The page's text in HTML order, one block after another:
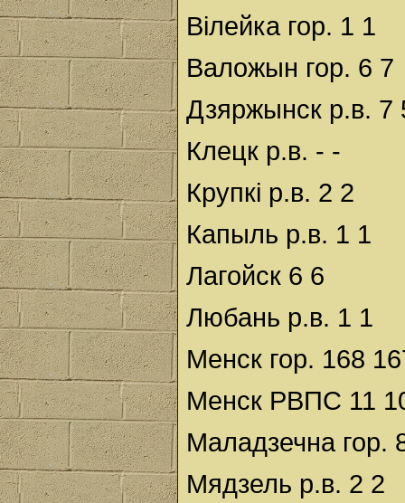
Вілейка гор. 1 1
Валожын гор. 6 7
Дзяржынск р.в. 7
Клецк р.в. - -
Крупкі р.в. 2 2
Капыль р.в. 1 1
Лагойск 6 6
Любань р.в. 1 1
Менск гор. 168
Менск РВПС 11
Маладзечна гор.
Мядзель р.в. 2 2